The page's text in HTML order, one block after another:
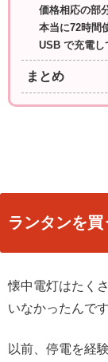
価格相応の部
本当に72時間
USB で充電し
まとめ
ランタンを買
懐中電灯はたく
いなかったんです
以前、停電を経